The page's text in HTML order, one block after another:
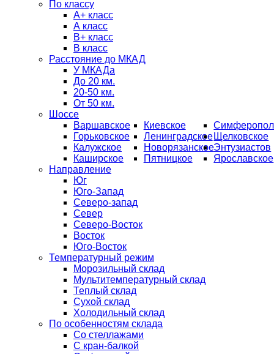
По классу
A+ класс
А класс
В+ класс
B класс
Расстояние до МКАД
У МКАДа
До 20 км.
20-50 км.
От 50 км.
Шоссе
Варшавское
Горьковское
Калужское
Каширское
Киевское
Ленинградское
Новорязанское
Пятницкое
Щелковское
Энтузиастов
Ярославское
Направление
Юг
Юго-Запад
Северо-запад
Север
Северо-Восток
Восток
Юго-Восток
Температурный режим
Морозильный склад
Мультитемпературный склад
Теплый склад
Сухой склад
Холодильный склад
По особенностям склада
Со стеллажами
С кран-балкой